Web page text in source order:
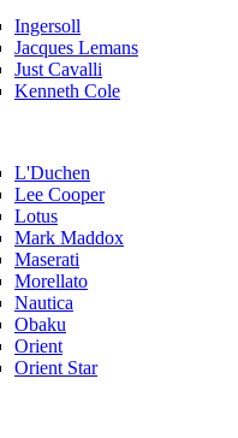
Ingersoll
Jacques Lemans
Just Cavalli
Kenneth Cole
L'Duchen
Lee Cooper
Lotus
Mark Maddox
Maserati
Morellato
Nautica
Obaku
Orient
Orient Star